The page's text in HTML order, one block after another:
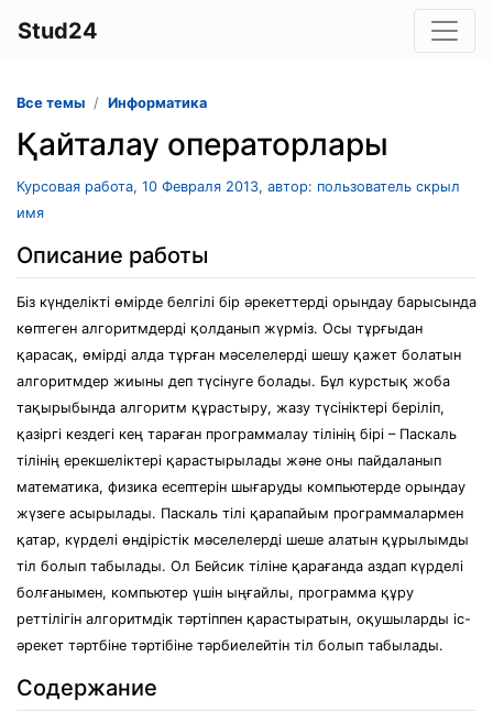
Stud24
Все темы Информатика
Қайталау операторлары
Курсовая работа, 10 Февраля 2013, автор: пользователь скрыл
имя
Описание работы
Біз күнделікті өмірде белгілі бір әрекеттерді орындау барысында
көптеген алгоритмдерді қолданып жүрміз. Осы тұрғыдан
қарасақ, өмірді алда тұрған мәселелерді шешу қажет болатын
алгоритмдер жиыны деп түсінуге болады. Бұл курстық жоба
тақырыбында алгоритм құрастыру, жазу түсініктері беріліп,
қазіргі кездегі кең тараған программалау тілінің бірі – Паскаль
тілінің ерекшеліктері қарастырылады және оны пайдаланып
математика, физика есептерін шығаруды компьютерде орындау
жүзеге асырылады. Паскаль тілі қарапайым программалармен
қатар, күрделі өндірістік мәселелерді шеше алатын құрылымды
тіл болып табылады. Ол Бейсик тіліне қарағанда аздап күрделі
болғанымен, компьютер үшін ыңғайлы, программа құру
реттілігін алгоритмдік тәртіппен қарастыратын, оқушыларды іс-
әрекет тәртбіне тәртібіне тәрбиелейтін тіл болып табылады.
Содержание